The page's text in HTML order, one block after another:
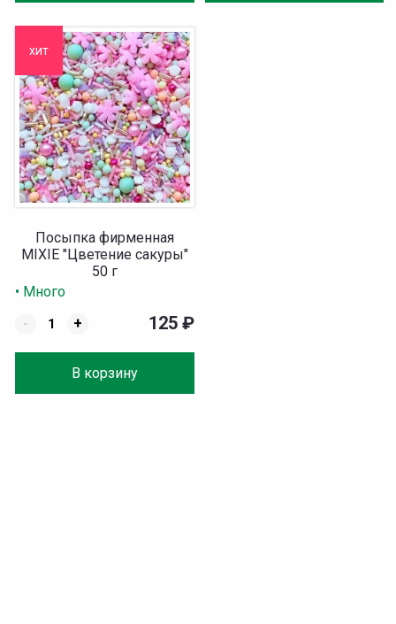
хит
Посыпка фирменная
MIXIE "Цветение сакуры"
50 г
• Много
-
+
В корзину
125 ₽